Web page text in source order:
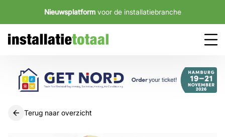
Nieuwsplatform voor de installatiebranche
Terug naar overzicht